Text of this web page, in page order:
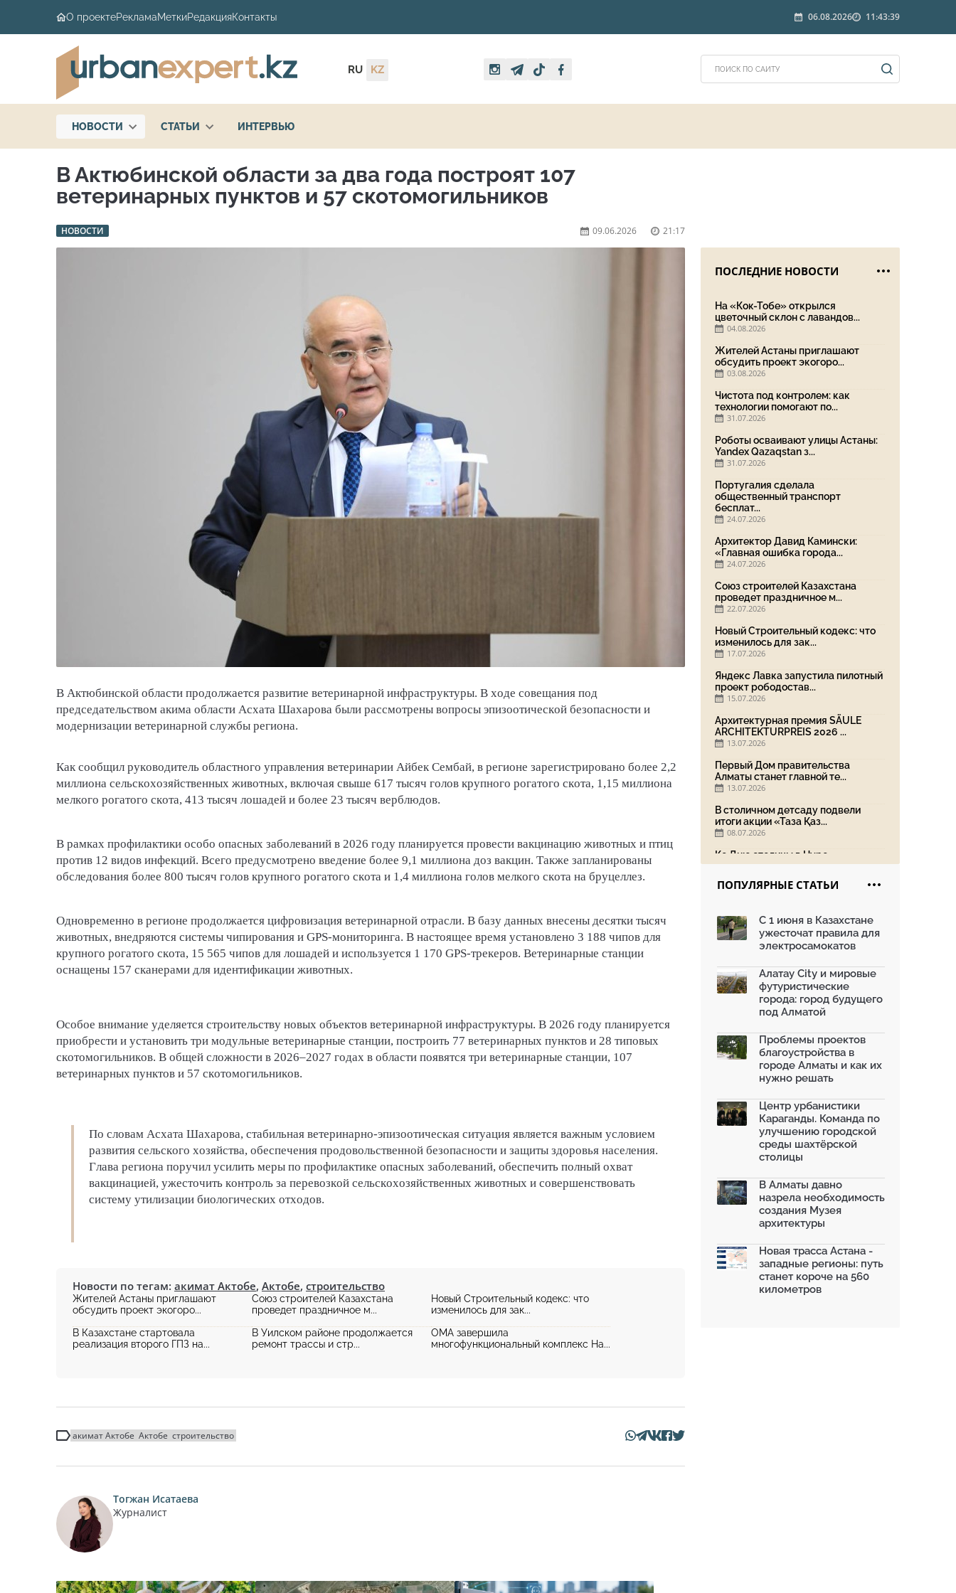
О проектеРекламаМеткиРедакцияКонтакты 06.08.2026 11:43:39
RU KZ
НОВОСТИ СТАТЬИ ИНТЕРВЬЮ
В Актюбинской области за два года построят 107
ветеринарных пунктов и 57 скотомогильников
НОВОСТИ 09.06.2026 21:17
В Актюбинской области продолжается развитие ветеринарной инфраструктуры. В ходе совещания под
председательством акима области Асхата Шахарова были рассмотрены вопросы эпизоотической безопасности и
модернизации ветеринарной службы региона.
Как сообщил руководитель областного управления ветеринарии Айбек Сембай, в регионе зарегистрировано более 2,2
миллиона сельскохозяйственных животных, включая свыше 617 тысяч голов крупного рогатого скота, 1,15 миллиона
мелкого рогатого скота, 413 тысяч лошадей и более 23 тысяч верблюдов.
В рамках профилактики особо опасных заболеваний в 2026 году планируется провести вакцинацию животных и птиц
против 12 видов инфекций. Всего предусмотрено введение более 9,1 миллиона доз вакцин. Также запланированы
обследования более 800 тысяч голов крупного рогатого скота и 1,4 миллиона голов мелкого скота на бруцеллез.
Одновременно в регионе продолжается цифровизация ветеринарной отрасли. В базу данных внесены десятки тысяч
животных, внедряются системы чипирования и GPS-мониторинга. В настоящее время установлено 3 188 чипов для
крупного рогатого скота, 15 565 чипов для лошадей и используется 1 170 GPS-трекеров. Ветеринарные станции
оснащены 157 сканерами для идентификации животных.
Особое внимание уделяется строительству новых объектов ветеринарной инфраструктуры. В 2026 году планируется
приобрести и установить три модульные ветеринарные станции, построить 77 ветеринарных пунктов и 28 типовых
скотомогильников. В общей сложности в 2026–2027 годах в области появятся три ветеринарные станции, 107
ветеринарных пунктов и 57 скотомогильников.
По словам Асхата Шахарова, стабильная ветеринарно-эпизоотическая ситуация является важным условием
развития сельского хозяйства, обеспечения продовольственной безопасности и защиты здоровья населения.
Глава региона поручил усилить меры по профилактике опасных заболеваний, обеспечить полный охват
вакцинацией, ужесточить контроль за перевозкой сельскохозяйственных животных и совершенствовать
систему утилизации биологических отходов.
Новости по тегам: акимат Актобе, Актобе, строительство
Жителей Астаны приглашают
обсудить проект экогоро...
Союз строителей Казахстана
проведет праздничное м...
Новый Строительный кодекс: что
изменилось для зак...
В Казахстане стартовала
реализация второго ГПЗ на...
В Уилском районе продолжается
ремонт трассы и стр...
OMA завершила
многофункциональный комплекс Ha...
акимат Актобе Актобе строительство
Тогжан Исатаева
Журналист
ПОСЛЕДНИЕ НОВОСТИ
На «Кок-Тобе» открылся
цветочный склон с лавандов...
04.08.2026
Жителей Астаны приглашают
обсудить проект экогоро...
03.08.2026
Чистота под контролем: как
технологии помогают по...
31.07.2026
Роботы осваивают улицы Астаны:
Yandex Qazaqstan з...
31.07.2026
Португалия сделала
общественный транспорт
бесплат...
24.07.2026
Архитектор Давид Камински:
«Главная ошибка города...
24.07.2026
Союз строителей Казахстана
проведет праздничное м...
22.07.2026
Новый Строительный кодекс: что
изменилось для зак...
17.07.2026
Яндекс Лавка запустила пилотный
проект рободостав...
15.07.2026
Архитектурная премия SÄULE
ARCHITEKTURPREIS 2026 ...
13.07.2026
Первый Дом правительства
Алматы станет главной те...
13.07.2026
В столичном детсаду подвели
итоги акции «Таза Қаз...
08.07.2026
Ко Дню столицы в Нуре
благоустроили шесть обществ...
03.07.2026
МЧС усилило мониторинг рек и
02.07.2026
На общественных слушаниях
представили экологическ...
30.06.2026
На слушаниях по корректировке
СЭО Генплана Алматы...
30.06.2026
130-летняя Майская роща в
22.06.2026
По улице Саина в Алматы с 20
июня заработает авто...
19.06.2026
романов о городах с...
18.06.2026
ПОПУЛЯРНЫЕ СТАТЬИ
С 1 июня в Казахстане
ужесточат правила для
электросамокатов
Алатау City и мировые
футуристические
города: город будущего
под Алматой
Проблемы проектов
благоустройства в
городе Алматы и как их
нужно решать
Центр урбанистики
Караганды. Команда по
улучшению городской
среды шахтёрской
столицы
В Алматы давно
назрела необходимость
создания Музея
архитектуры
Новая трасса Астана -
западные регионы: путь
станет короче на 560
километров